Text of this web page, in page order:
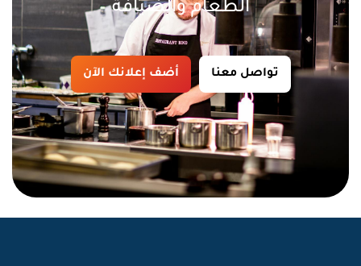
الطعام والضيافة
تواصل معنا أضف إعلانك الآن